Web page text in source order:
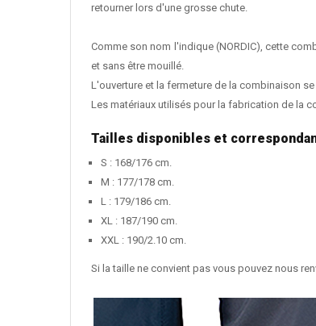
retourner lors d'une grosse chute.
Comme son nom l'indique (NORDIC), cette
et sans être mouillé.
L'ouverture et la fermeture de la combinaison
Les matériaux utilisés pour la fabrication de la
Tailles disponibles et
S : 168/176 cm.
M : 177/178 cm.
L : 179/186 cm.
XL : 187/190 cm.
XXL : 190/2.10 cm.
Si la taille ne convient pas vous pouvez nous